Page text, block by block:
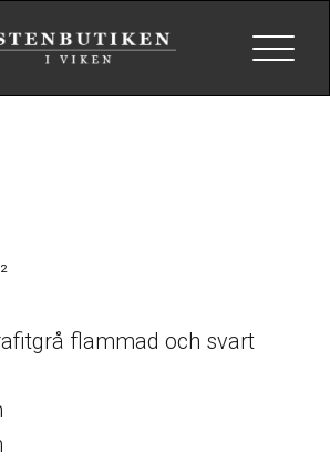
Toggle
flammad och svart